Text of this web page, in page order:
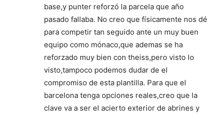
base,y punter reforzó la parcela que año
pasado fallaba. No creo que físicamente nos dé
para competir tan seguido ante un muy buen
equipo como mónaco,que ademas se ha
reforzado muy bien con theiss,pero visto lo
visto,tampoco podemos dudar de el
compromiso de esta plantilla. Para que el
barcelona tenga opciones reales,creo que la
clave va a ser el acierto exterior de abrines y